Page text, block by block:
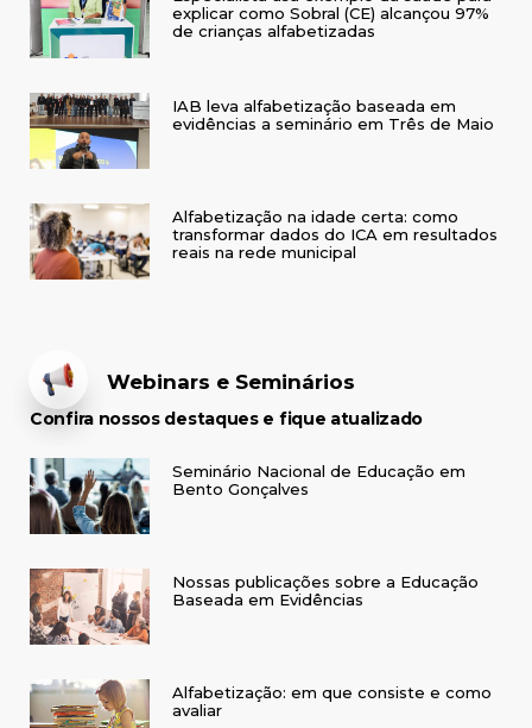
explicar como Sobral (CE) alcançou 97%
de crianças alfabetizadas
IAB leva alfabetização baseada em
evidências a seminário em Três de Maio
Alfabetização na idade certa: como
transformar dados do ICA em resultados
reais na rede municipal
Webinars e Seminários
Confira nossos destaques e fique atualizado
Seminário Nacional de Educação em
Bento Gonçalves
Nossas publicações sobre a Educação
Baseada em Evidências
Alfabetização: em que consiste e como
avaliar